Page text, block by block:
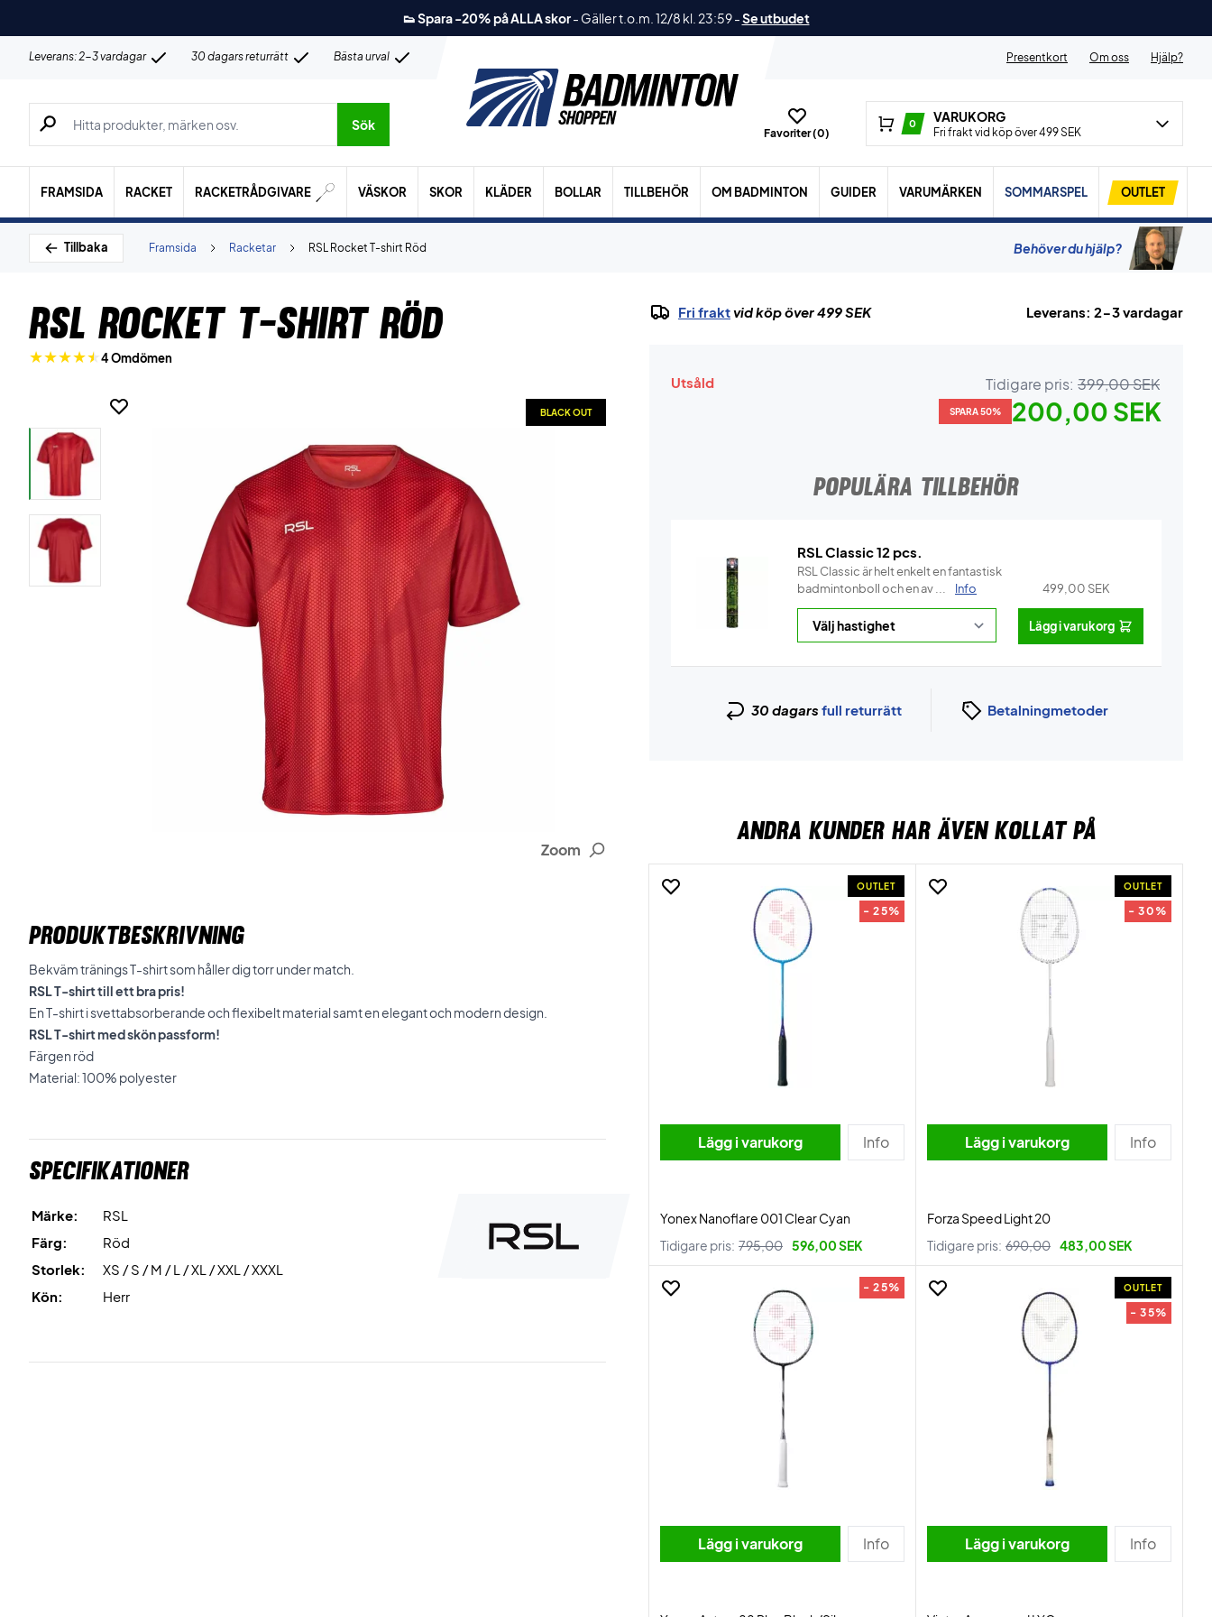
👟 Spara -20% på ALLA skor- Gäller t.o.m. 12/8 kl. 23:59-Se utbudet
Leverans: 2-3 vardagar 30 dagars returrätt Bästa urval Presentkort Om oss Hjälp?
Sök efter produkter, märken osv.
Sök
Favoriter (0)
0 VARUKORG
Fri frakt vid köp över 499 SEK
FRAMSIDA RACKET RACKETRÅDGIVARE VÄSKOR SKOR KLÄDER BOLLAR TILLBEHÖR OM BADMINTON GUIDER VARUMÄRKEN SOMMARSPEL OUTLET
Tillbaka RSL Rocket T-shirt Röd
Racketar
Framsida Behöver du hjälp?
RSL Rocket T-shirt Röd
4 Omdömen
Zoom
BLACK OUT
PRODUKTBESKRIVNING
Bekväm tränings T-shirt som håller dig torr under match.
RSL T-shirt till ett bra pris!
En T-shirt i svettabsorberande och flexibelt material samt en elegant och modern design.
RSL T-shirt med skön passform!
Färgen röd
Material: 100% polyester
Specifikationer
Märke:
RSL
Färg:
Röd
Storlek:
XS / S / M / L / XL / XXL / XXXL
Kön:
Herr
Fri fraktvid köp över 499 SEK Leverans: 2-3 vardagar
Utsåld Tidigare pris: 399,00 SEK
SPARA 50% 200,00 SEK
POPULÄRA TILLBEHÖR
RSL Classic 12 pcs.
RSL Classic är helt enkelt en fantastisk
badmintonboll och en av ...
Info 499,00 SEK
Lägg i varukorg
30 dagars full returrätt Betalningmetoder
ANDRA KUNDER HAR ÄVEN KOLLAT PÅ
OUTLET
- 25%
Lägg i varukorg Info
Yonex Nanoflare 001 Clear Cyan
Tidigare pris: 795,00 596,00 SEK
OUTLET
- 30%
Lägg i varukorg Info
Forza Speed Light 20
Tidigare pris: 690,00 483,00 SEK
- 25%
Lägg i varukorg Info
OUTLET
- 35%
Lägg i varukorg Info